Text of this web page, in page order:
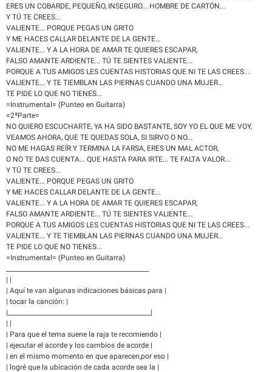
ERES UN COBARDE, PEQUEÑO, INSEGURO... HOMBRE DE CARTÓN...
Y TÚ TE CREES...
VALIENTE... PORQUE PEGAS UN GRITO
Y ME HACES CALLAR DELANTE DE LA GENTE...
VALIENTE... Y A LA HORA DE AMAR TE QUIERES ESCAPAR,
FALSO AMANTE ARDIENTE... TÚ TE SIENTES VALIENTE...
PORQUE A TUS AMIGOS LES CUENTAS HISTORIAS QUE NI TE LAS CREES...
VALIENTE... Y TE TIEMBLAN LAS PIERNAS CUANDO UNA MUJER...
TE PIDE LO QUE NO TIENES...
=Instrumental= (Punteo en Guitarra)
=2ªParte=
NO QUIERO ESCUCHARTE, YA HA SIDO BASTANTE, SOY YO EL QUE ME VOY,
VEAMOS AHORA, QUE TE QUEDAS SOLA, SI SIRVO O NO...
NO ME HAGAS REÍR Y TERMINA LA FARSA, ERES UN MAL ACTOR,
O NO TE DAS CUENTA... QUE HASTA PARA IRTE... TE FALTA VALOR...
Y TÚ TE CREES...
VALIENTE... PORQUE PEGAS UN GRITO
Y ME HACES CALLAR DELANTE DE LA GENTE...
VALIENTE... Y A LA HORA DE AMAR TE QUIERES ESCAPAR,
FALSO AMANTE ARDIENTE... TÚ TE SIENTES VALIENTE...
PORQUE A TUS AMIGOS LES CUENTAS HISTORIAS QUE NI TE LAS CREES...
VALIENTE... Y TE TIEMBLAN LAS PIERNAS CUANDO UNA MUJER...
TE PIDE LO QUE NO TIENES...
=Instrumental= (Punteo en Guitarra)
| |
| Aquí te van algunas indicaciones básicas para |
| tocar la canción: |
|_______________________________________________|
| |
| Para que el tema suene la raja te recomiendo |
| ejecutar el acorde y los cambios de acorde |
| en el mismo momento en que aparecen,por eso |
| logré que la ubicación de cada acorde sea la |